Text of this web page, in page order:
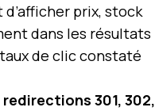
prix, stock
dans les résultats
de clic constaté
redirections 301, 302,